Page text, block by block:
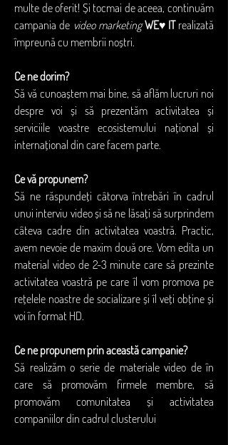
multe de oferit! Și tocmai de aceea, continuăm
campania de video marketing WE♥️IT realizată
împreună cu membrii noștri.
Ce ne dorim?
Să vă cunoaștem mai bine, să aflăm lucruri noi
despre voi și să prezentăm activitatea și
serviciile voastre ecosistemului național și
internațional din care facem parte.
Ce vă propunem?
Să ne răspundeți câtorva întrebări în cadrul
unui interviu video și să ne lăsați să surprindem
câteva cadre din activitatea voastră. Practic,
avem nevoie de maxim două ore. Vom edita un
material video de 2-3 minute care să prezinte
activitatea voastră pe care îl vom promova pe
rețelele noastre de socializare și îl veți obține și
voi în format HD.
Ce ne propunem prin această campanie?
Să realizăm o serie de materiale video de în
care să promovăm firmele membre, să
promovăm comunitatea și activitatea
companiilor din cadrul clusterului